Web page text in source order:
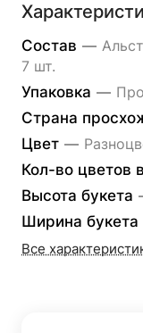
Состав —
7 шт.
Упаковка —
Страна
Цвет —
Кол-во цветов
Высота букета
Ширина букета
Все